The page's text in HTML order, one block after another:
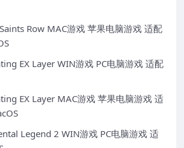
Row MAC游戏 苹果电脑游戏 适配
EX Layer WIN游戏 PC电脑游戏 适配
EX Layer MAC游戏 苹果电脑游戏 适
Legend 2 WIN游戏 PC电脑游戏 适